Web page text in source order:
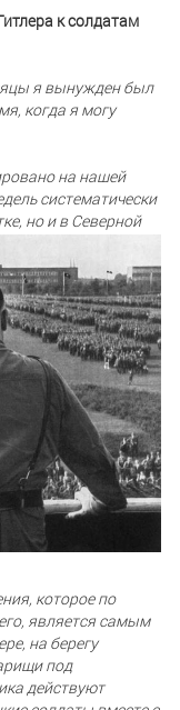
к солдатам
я вынужден был
когда я могу
на нашей
систематически
но и в Северной
которое по
является самым
на берегу
под
действуют